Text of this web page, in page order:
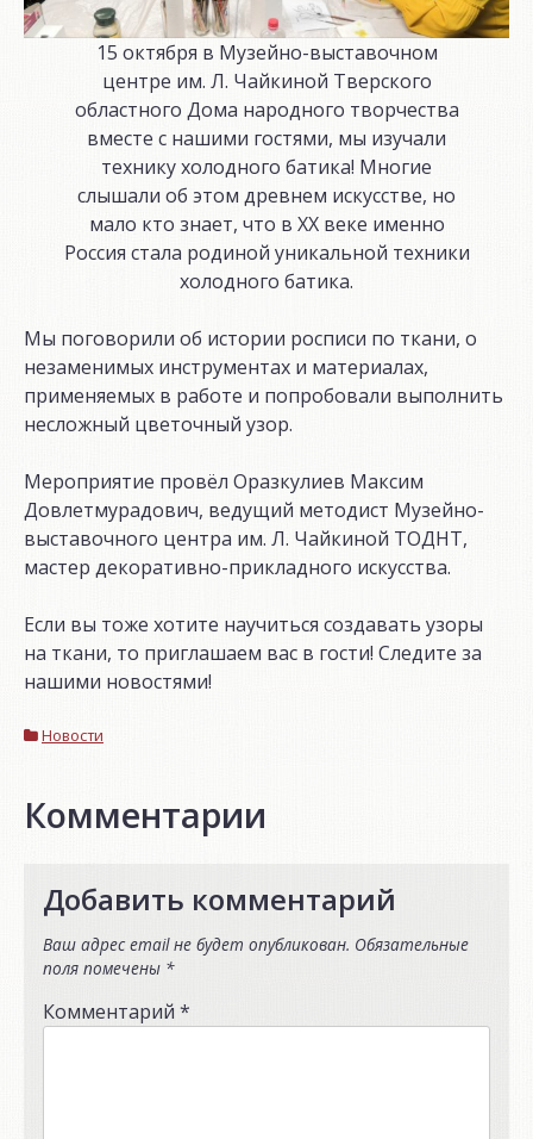
15 октября в Музейно-выставочном
центре им. Л. Чайкиной Тверского
областного Дома народного творчества
вместе с нашими гостями, мы изучали
технику холодного батика! Многие
слышали об этом древнем искусстве, но
мало кто знает, что в XX веке именно
Россия стала родиной уникальной техники
холодного батика.
Мы поговорили об истории росписи по ткани, о
незаменимых инструментах и материалах,
применяемых в работе и попробовали выполнить
несложный цветочный узор.
Мероприятие провёл Оразкулиев Максим
Довлетмурадович, ведущий методист Музейно-
выставочного центра им. Л. Чайкиной ТОДНТ,
мастер декоративно-прикладного искусства.
Если вы тоже хотите научиться создавать узоры
на ткани, то приглашаем вас в гости! Следите за
нашими новостями!
Новости
Комментарии
Добавить комментарий
Ваш адрес email не будет опубликован. Обязательные
поля помечены *
Комментарий *